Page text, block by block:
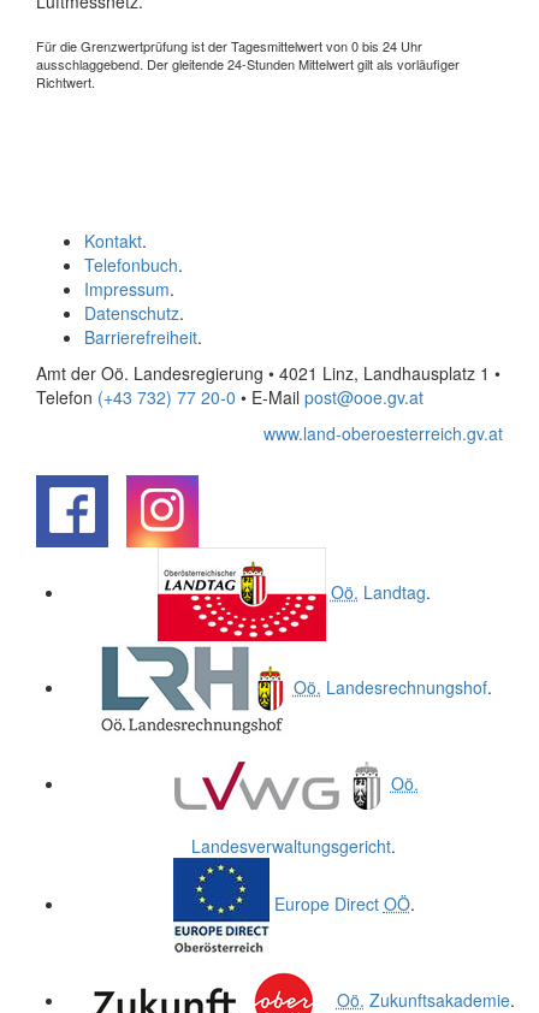
Für die Grenzwertprüfung ist der Tagesmittelwert von 0 bis 24 Uhr
ausschlaggebend. Der gleitende 24-Stunden Mittelwert gilt als vorläufiger
Richtwert.
Kontakt.
Telefonbuch.
Impressum.
Datenschutz.
Barrierefreiheit.
Amt der Oö. Landesregierung • 4021 Linz, Landhausplatz 1 •
Telefon (+43 732) 77 20-0 • E-Mail post@ooe.gv.at
www.land-oberoesterreich.gv.at
Oö. Landtag.
Oö. Landesrechnungshof.
Oö.
Landesverwaltungsgericht.
Europe Direct OÖ.
Oö. Zukunftsakademie.